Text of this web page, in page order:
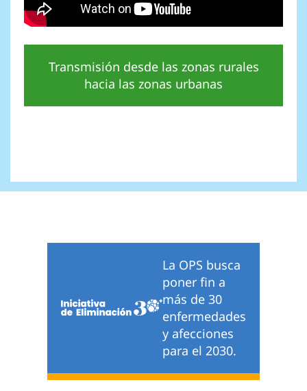
Transmisión desde las zonas rurales
hacia las zonas urbanas
La OPS busca
poner fin a
más de 30
enfermedades
y afecciones
para el 2030.